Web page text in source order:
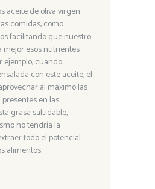
aceite de oliva virgen
comidas, como
facilitando que nuestro
mejor esos nutrientes
ejemplo, cuando
con este aceite, el
al máximo las
en las
grasa saludable,
no tendría la
todo el potencial
alimentos.